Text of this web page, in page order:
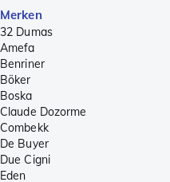
Merken
32 Dumas
Amefa
Benriner
Böker
Boska
Claude Dozorme
Combekk
De Buyer
Due Cigni
Eden